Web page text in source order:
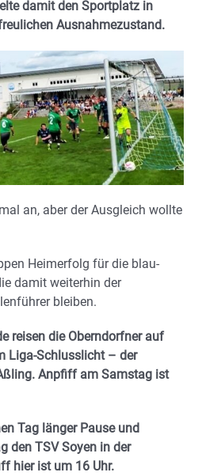
damit den Sportplatz in
Ausnahmezustand.
an, aber der Ausgleich wollte
Heimerfolg für die blau-
damit weiterhin der
bleiben.
reisen die Oberndorfner auf
Liga-Schlusslicht – der
Anpfiff am Samstag ist
Tag länger Pause und
den TSV Soyen in der
hier ist um 16 Uhr.